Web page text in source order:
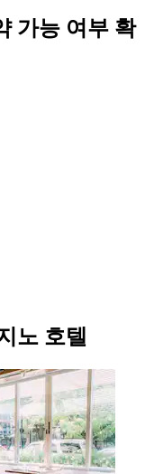
가능 여부 확
노 호텔